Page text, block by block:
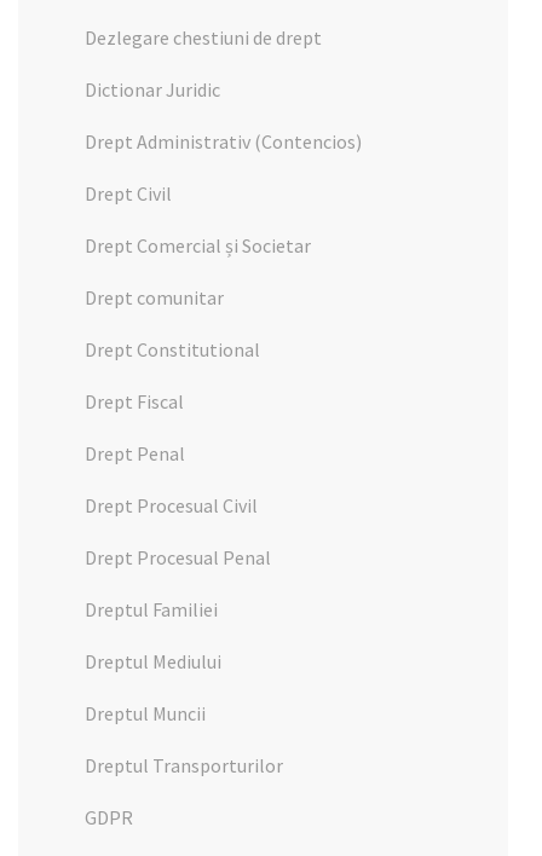
Dezlegare chestiuni de drept
Dictionar Juridic
Drept Administrativ (Contencios)
Drept Civil
Drept Comercial și Societar
Drept comunitar
Drept Constitutional
Drept Fiscal
Drept Penal
Drept Procesual Civil
Drept Procesual Penal
Dreptul Familiei
Dreptul Mediului
Dreptul Muncii
Dreptul Transporturilor
GDPR